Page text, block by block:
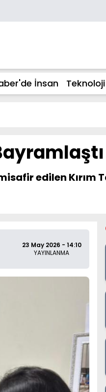
İnsan Teknoloji
edilen
23 May 2026 - 14:10
YAYINLANMA